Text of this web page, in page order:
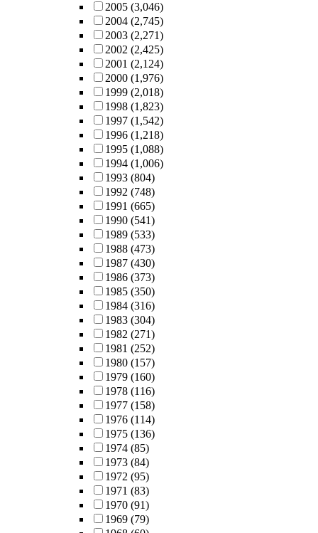
2005 (3,046)
2004 (2,745)
2003 (2,271)
2002 (2,425)
2001 (2,124)
2000 (1,976)
1999 (2,018)
1998 (1,823)
1997 (1,542)
1996 (1,218)
1995 (1,088)
1994 (1,006)
1993 (804)
1992 (748)
1991 (665)
1990 (541)
1989 (533)
1988 (473)
1987 (430)
1986 (373)
1985 (350)
1984 (316)
1983 (304)
1982 (271)
1981 (252)
1980 (157)
1979 (160)
1978 (116)
1977 (158)
1976 (114)
1975 (136)
1974 (85)
1973 (84)
1972 (95)
1971 (83)
1970 (91)
1969 (79)